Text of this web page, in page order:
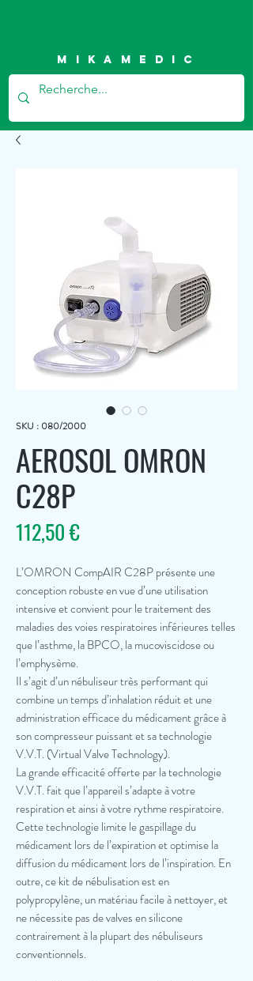
Mikamedic
SKU : 080/2000
AEROSOL OMRON
C28P
112,50 €Prix
L’OMRON CompAIR C28P présente une
conception robuste en vue d’une utilisation
intensive et convient pour le traitement des
maladies des voies respiratoires inférieures telles
que l’asthme, la BPCO, la mucoviscidose ou
l’emphysème.
Il s’agit d’un nébuliseur très performant qui
combine un temps d’inhalation réduit et une
administration efficace du médicament grâce à
son compresseur puissant et sa technologie
V.V.T. (Virtual Valve Technology).
La grande efficacité offerte par la technologie
V.V.T. fait que l’appareil s’adapte à votre
respiration et ainsi à votre rythme respiratoire.
Cette technologie limite le gaspillage du
médicament lors de l’expiration et optimise la
diffusion du médicament lors de l’inspiration. En
outre, ce kit de nébulisation est en
polypropylène, un matériau facile à nettoyer, et
ne nécessite pas de valves en silicone
contrairement à la plupart des nébuliseurs
conventionnels.